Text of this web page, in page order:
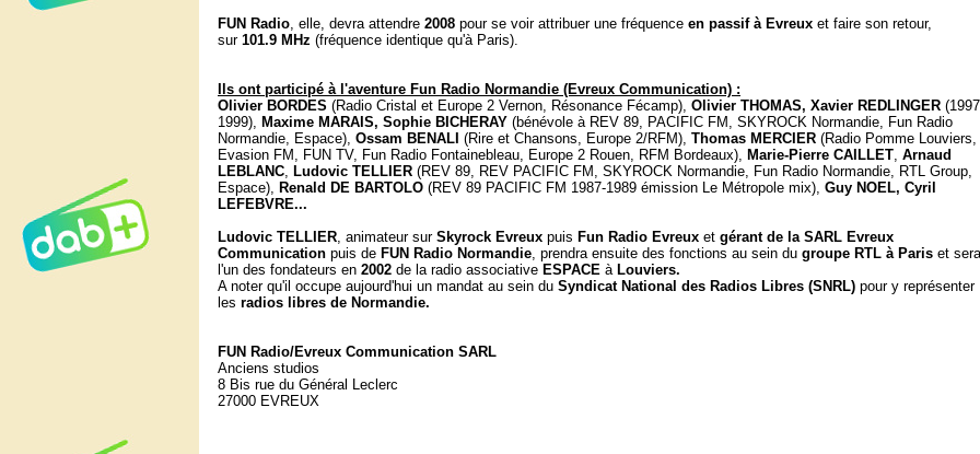
FUN Radio, elle, devra attendre 2008 pour se voir attribuer une fréquence en passif à Evreux et faire son retour,
sur 101.9 MHz (fréquence identique qu'à Paris).
Ils ont participé à l'aventure Fun Radio Normandie (Evreux Communication) :
Olivier BORDES (Radio Cristal et Europe 2 Vernon, Résonance Fécamp), Olivier THOMAS, Xavier REDLINGER
1999), Maxime MARAIS, Sophie BICHERAY (bénévole à REV 89, PACIFIC FM, SKYROCK Normandie, Fun Radio
Normandie, Espace), Ossam BENALI (Rire et Chansons, Europe 2/RFM), Thomas MERCIER (Radio Pomme Louviers,
Evasion FM, FUN TV, Fun Radio Fontainebleau, Europe 2 Rouen, RFM Bordeaux), Marie-Pierre CAILLET, Arnaud
LEBLANC, Ludovic TELLIER (REV 89, REV PACIFIC FM, SKYROCK Normandie, Fun Radio Normandie, RTL Group,
Espace), Renald DE BARTOLO (REV 89 PACIFIC FM 1987-1989 émission Le Métropole mix), Guy NOEL, Cyril
LEFEBVRE...
Ludovic TELLIER, animateur sur Skyrock Evreux puis Fun Radio Evreux et gérant de la SARL Evreux
Communication puis de FUN Radio Normandie, prendra ensuite des fonctions au sein du groupe RTL à Paris et sera
l'un des fondateurs en 2002 de la radio associative ESPACE àLouviers.
A noter qu'il occupe aujourd'hui un mandat au sein du Syndicat National des Radios Libres (SNRL) pour y représenter
les radios libres de Normandie.
FUN Radio/Evreux Communication SARL
Anciens studios
8 Bis rue du Général Leclerc
27000 EVREUX